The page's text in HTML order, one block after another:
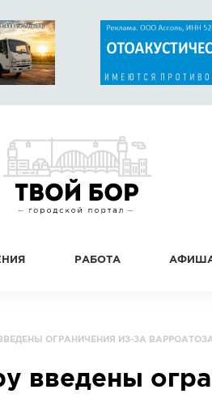
РАБОТА
ОГРАНИЧЕНИЯ ИЗ-ЗА
введены